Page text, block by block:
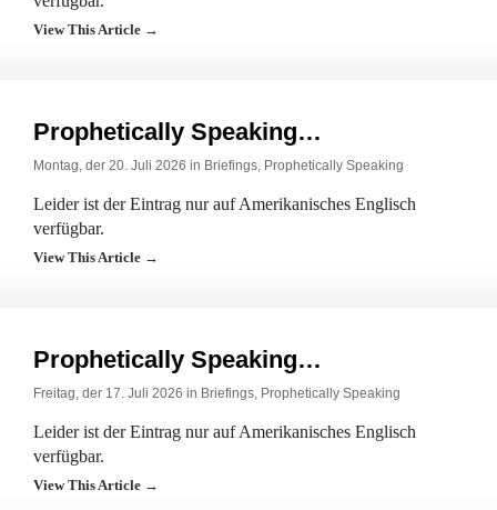
View This Article →
Prophetically Speaking…
Montag, der 20. Juli 2026 in Briefings, Prophetically Speaking
Leider ist der Eintrag nur auf Amerikanisches Englisch
verfügbar.
View This Article →
Prophetically Speaking…
Freitag, der 17. Juli 2026 in Briefings, Prophetically Speaking
Leider ist der Eintrag nur auf Amerikanisches Englisch
verfügbar.
View This Article →